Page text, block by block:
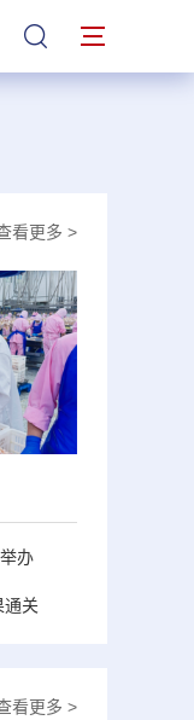
站内搜索
看更多 >
办
通关
看更多 >